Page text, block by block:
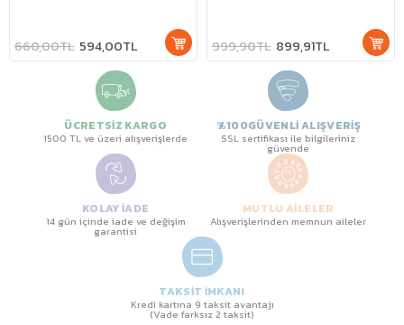
594,00TL
660,00TL 899,91TL
999,90TL
ÜCRETSİZ KARGO
1500 TL ve üzeri alışverişlerde
%100GÜVENLİ ALIŞVERİŞ
SSL sertifikası ile bilgileriniz
güvende
KOLAY İADE
14 gün içinde iade ve değişim
garantisi
MUTLU AİLELER
Alışverişlerinden memnun aileler
TAKSİT İMKANI
Kredi kartına 9 taksit avantajı
(Vade farksız 2 taksit)